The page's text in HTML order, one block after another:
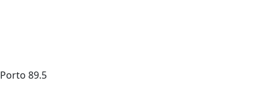
Porto 89.5